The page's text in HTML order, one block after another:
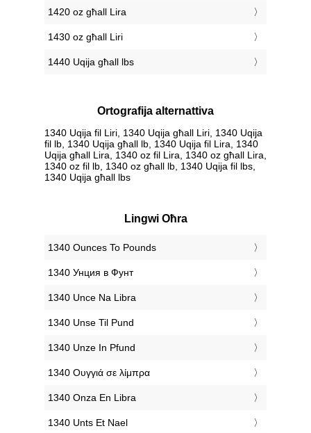
1420 oz għall Lira
1430 oz għall Liri
1440 Uqija għall lbs
Ortografija alternattiva
1340 Uqija fil Liri, 1340 Uqija għall Liri, 1340 Uqija
fil lb, 1340 Uqija għall lb, 1340 Uqija fil Lira, 1340
Uqija għall Lira, 1340 oz fil Lira, 1340 oz għall Lira,
1340 oz fil lb, 1340 oz għall lb, 1340 Uqija fil lbs,
1340 Uqija għall lbs
Lingwi Oħra
‎1340 Ounces To Pounds
‎1340 Унция в Фунт
‎1340 Unce Na Libra
‎1340 Unse Til Pund
‎1340 Unze In Pfund
‎1340 Ουγγιά σε λίμπρα
‎1340 Onza En Libra
‎1340 Unts Et Nael